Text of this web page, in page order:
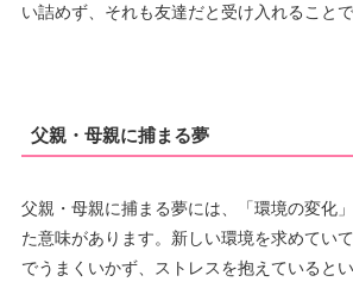
い詰めず、それも友達だと受け入れること
父親・母親に捕まる夢
父親・母親に捕まる夢には、「環境の変化
た意味があります。新しい環境を求めてい
でうまくいかず、ストレスを抱えているとい